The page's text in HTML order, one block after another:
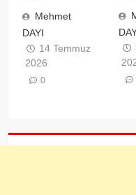
Mehmet
DAYI
14 Temmuz
2026
0